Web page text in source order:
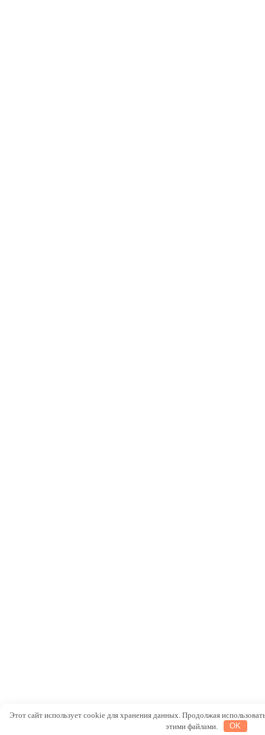
Этот сайт использует cookie для хранения данных. Продолжая
этими файлами.
OK